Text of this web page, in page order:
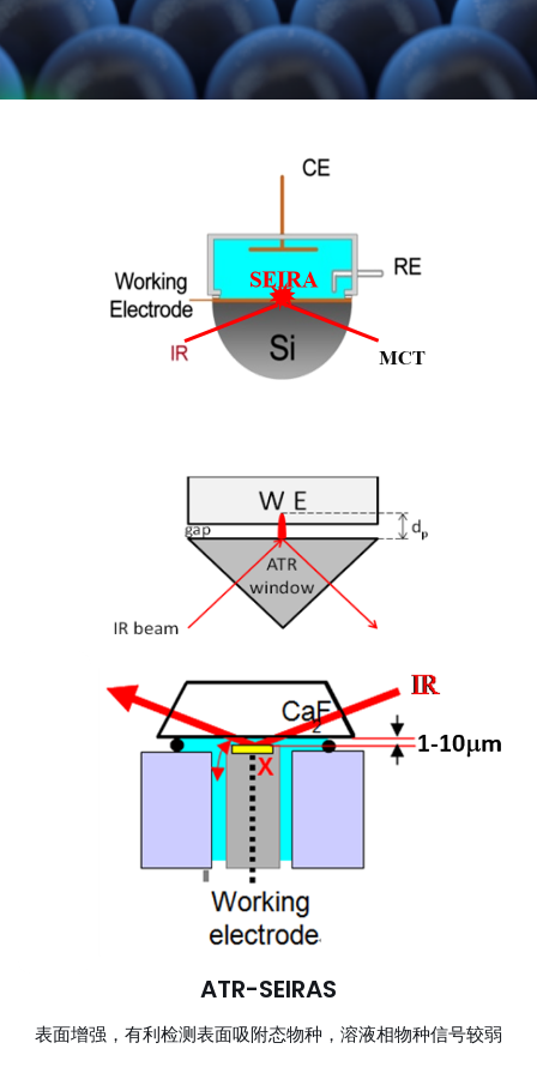
ATR-SEIRAS
表面增强，有利检测表面吸附态物种，溶液相物种信号较弱